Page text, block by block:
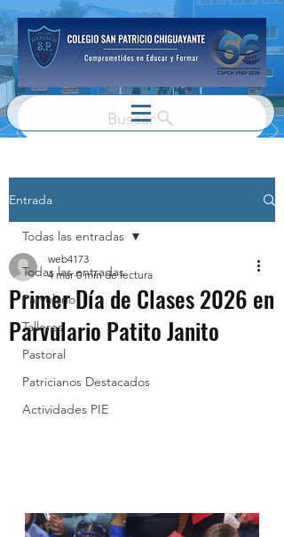
Buscar
Entrada
Todas las entradas
Parvulario
Talleres
Pastoral
Patricianos Destacados
Actividades PIE
Todas las entradas
Primer Día de Clases 2026 en
Parvulario Patito Janito
web4173
4 mar 0 min de lectura